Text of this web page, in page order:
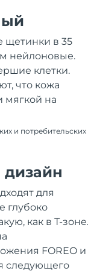
щетинки в 35
нейлоновые.
клетки.
что кожа
мягкой на
и потребительских
для
глубоко
как в Т-зоне.
FOREO и
следующего